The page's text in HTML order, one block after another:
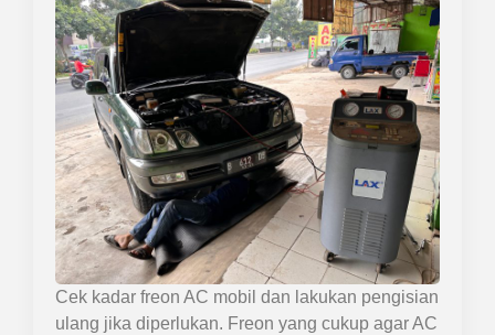
Cek kadar freon AC mobil dan lakukan pengisian
ulang jika diperlukan. Freon yang cukup agar AC